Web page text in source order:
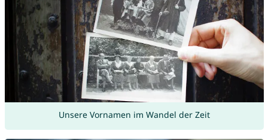
Unsere Vornamen im Wandel der Zeit